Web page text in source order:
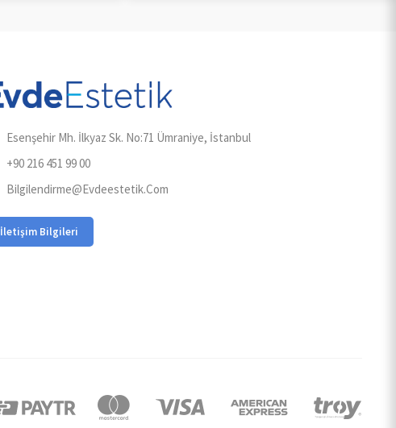
Esenşehir Mh. İlkyaz Sk. No:71 Ümraniye, İstanbul
+90 216 451 99 00
Bilgilendirme@evdeestetik.com
İletişim Bilgileri